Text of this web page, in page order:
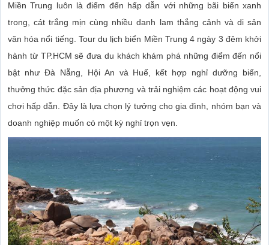
Miền Trung luôn là điểm đến hấp dẫn với những bãi biển xanh
trong, cát trắng mịn cùng nhiều danh lam thắng cảnh và di sản
văn hóa nổi tiếng. Tour du lịch biển Miền Trung 4 ngày 3 đêm khởi
hành từ TP.HCM sẽ đưa du khách khám phá những điểm đến nổi
bật như Đà Nẵng, Hội An và Huế, kết hợp nghỉ dưỡng biển,
thưởng thức đặc sản địa phương và trải nghiệm các hoạt động vui
chơi hấp dẫn. Đây là lựa chọn lý tưởng cho gia đình, nhóm bạn và
doanh nghiệp muốn có một kỳ nghỉ trọn vẹn.